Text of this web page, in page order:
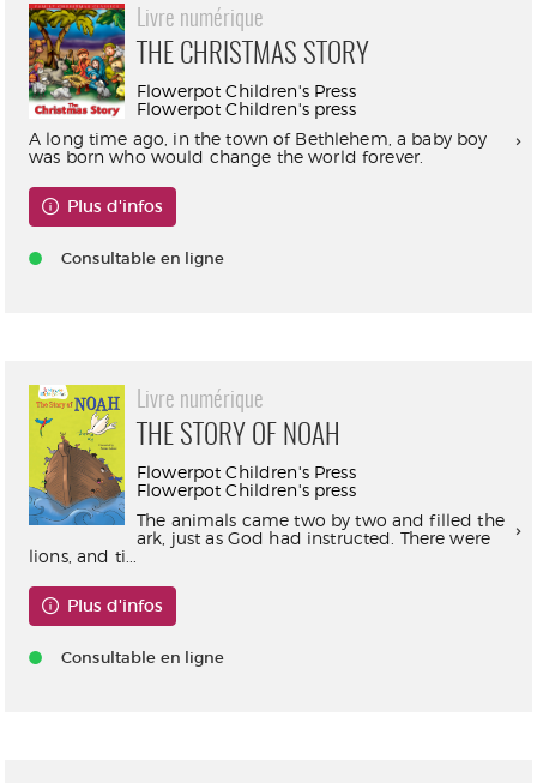
Livre numérique
THE CHRISTMAS STORY
Flowerpot Children's Press
Flowerpot Children's press
A long time ago, in the town of Bethlehem, a baby boy
was born who would change the world forever.
Plus d'infos
Consultable en ligne
Livre numérique
THE STORY OF NOAH
Flowerpot Children's Press
Flowerpot Children's press
The animals came two by two and filled the
ark, just as God had instructed. There were
lions, and ti...
Plus d'infos
Consultable en ligne